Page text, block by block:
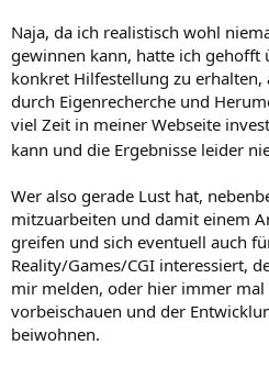
Naja, da ich realistisch wohl
gewinnen kann, hatte ich gehofft
konkret Hilfestellung zu erhalten,
durch Eigenrecherche und
viel Zeit in meiner Webseite
kann und die Ergebnisse leider
Wer also gerade Lust hat,
mitzuarbeiten und damit einem
greifen und sich eventuell auch
Reality/Games/CGI interessiert,
mir melden, oder hier immer mal
vorbeischauen und der
beiwohnen.